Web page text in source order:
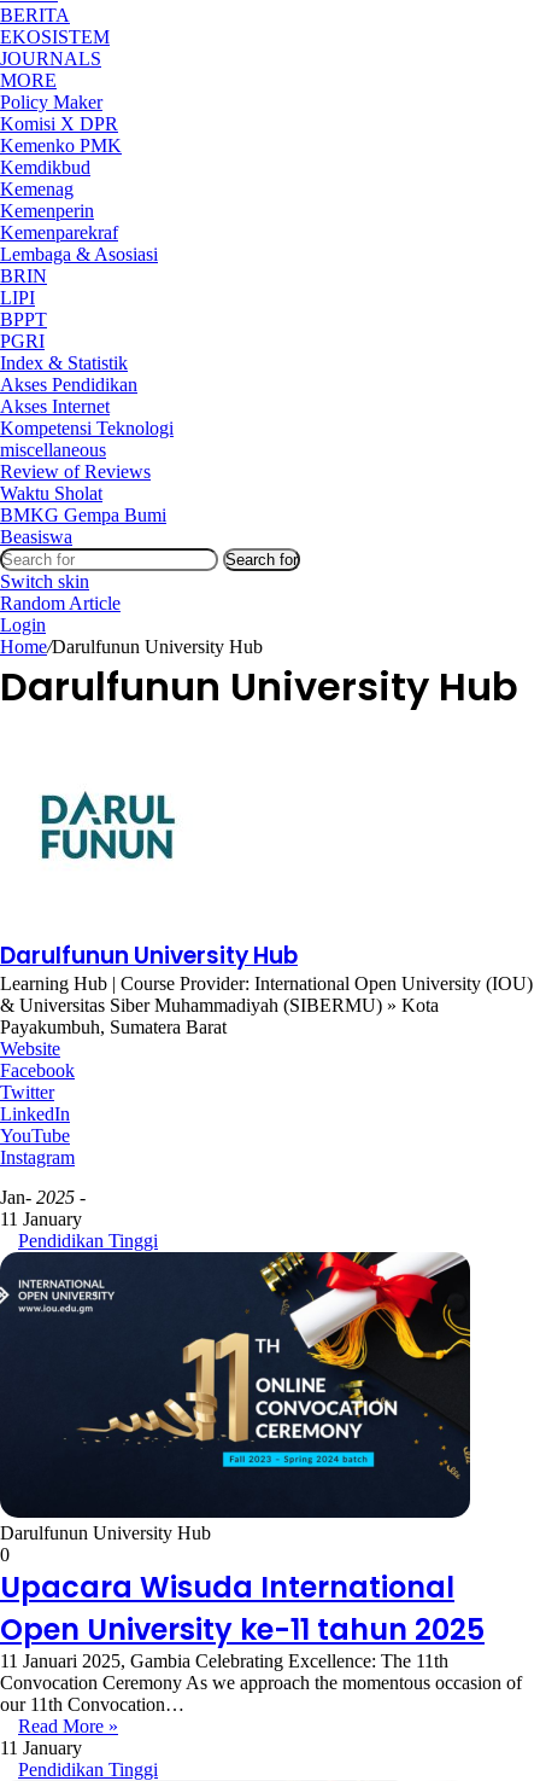
BERITA
EKOSISTEM
JOURNALS
MORE
Policy Maker
Komisi X DPR
Kemenko PMK
Kemdikbud
Kemenag
Kemenperin
Kemenparekraf
Lembaga & Asosiasi
BRIN
LIPI
BPPT
PGRI
Index & Statistik
Akses Pendidikan
Akses Internet
Kompetensi Teknologi
miscellaneous
Review of Reviews
Waktu Sholat
BMKG Gempa Bumi
Beasiswa
Search for
Switch skin
Random Article
Login
Home/Darulfunun University Hub
Darulfunun University Hub
Darulfunun University Hub
Learning Hub | Course Provider: International Open University (IOU)
& Universitas Siber Muhammadiyah (SIBERMU) » Kota
Payakumbuh, Sumatera Barat
Website
Facebook
Twitter
LinkedIn
YouTube
Instagram
Jan- 2025 -
11 January
Pendidikan Tinggi
Darulfunun University Hub
0
Upacara Wisuda International
Open University ke-11 tahun 2025
11 Januari 2025, Gambia Celebrating Excellence: The 11th
Convocation Ceremony As we approach the momentous occasion of
our 11th Convocation…
Read More »
11 January
Pendidikan Tinggi